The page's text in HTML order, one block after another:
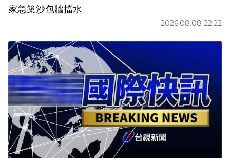
家急築沙包牆擋水
2026.08.08 22:22